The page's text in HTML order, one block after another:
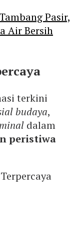
Pasir,
Air Bersih
terkini
budaya,
dalam
peristiwa